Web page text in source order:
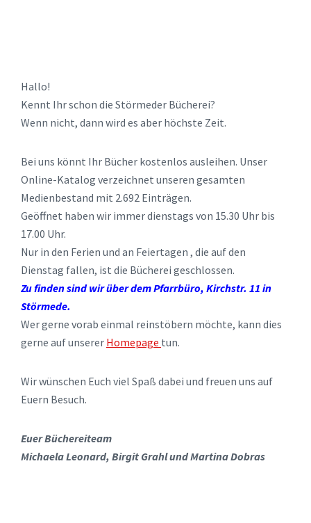
Hallo!
Kennt Ihr schon die Störmeder Bücherei?
Wenn nicht, dann wird es aber höchste Zeit.
Bei uns könnt Ihr Bücher kostenlos ausleihen. Unser
Online-Katalog verzeichnet unseren gesamten
Medienbestand mit 2.692 Einträgen.
Geöffnet haben wir immer dienstags von 15.30 Uhr bis
17.00 Uhr.
Nur in den Ferien und an Feiertagen , die auf den
Dienstag fallen, ist die Bücherei geschlossen.
Zu finden sind wir über dem Pfarrbüro, Kirchstr. 11 in
Störmede.
Wer gerne vorab einmal reinstöbern möchte, kann dies
gerne auf unserer Homepage tun.
Wir wünschen Euch viel Spaß dabei und freuen uns auf
Euern Besuch.
Euer Büchereiteam
Michaela Leonard, Birgit Grahl und Martina Dobras